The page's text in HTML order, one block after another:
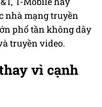
nhà mạng truyền
phổ tần không dây
truyền video.
vì cạnh